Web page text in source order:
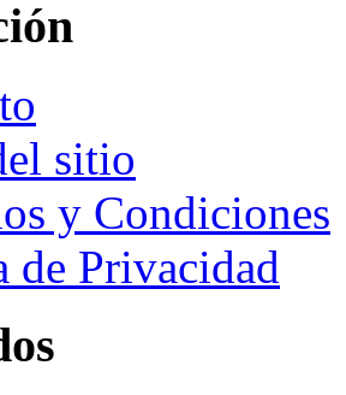
sitio
y Condiciones
de Privacidad